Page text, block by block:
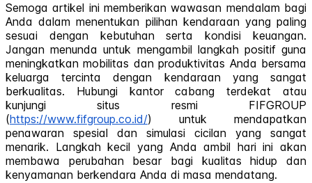
Semoga artikel ini memberikan wawasan mendalam bagi
Anda dalam menentukan pilihan kendaraan yang paling
sesuai dengan kebutuhan serta kondisi keuangan.
Jangan menunda untuk mengambil langkah positif guna
meningkatkan mobilitas dan produktivitas Anda bersama
keluarga tercinta dengan kendaraan yang sangat
berkualitas. Hubungi kantor cabang terdekat atau
kunjungi situs resmi FIFGROUP
(https://www.fifgroup.co.id/) untuk mendapatkan
penawaran spesial dan simulasi cicilan yang sangat
menarik. Langkah kecil yang Anda ambil hari ini akan
membawa perubahan besar bagi kualitas hidup dan
kenyamanan berkendara Anda di masa mendatang.